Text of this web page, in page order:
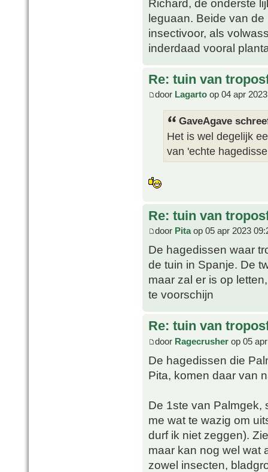
Richard, de onderste
leguaan. Beide van
insectivoor, als
inderdaad vooral
Re: tuin van
door Lagarto op 04 apr
GaveAgave
Het is wel degelijk
van 'echte
Re: tuin van
door Pitaop 05 apr 2023
De hagedissen waar
de tuin in Spanje. De
maar zal er is op
te voorschijn
Re: tuin van
door Ragecrusher op 05
De hagedissen die
Pita, komen daar van
De 1ste van Palmgek,
me wat te wazig om
durf ik niet zeggen).
maar kan nog wel wat
zowel insecten,